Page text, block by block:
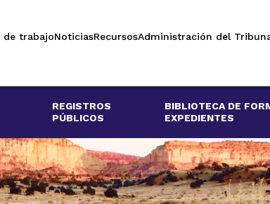
de trabajoNoticiasRecursosAdministración del
REGISTROS
PÚBLICOS
BIBLIOTECA DE
EXPEDIENTES